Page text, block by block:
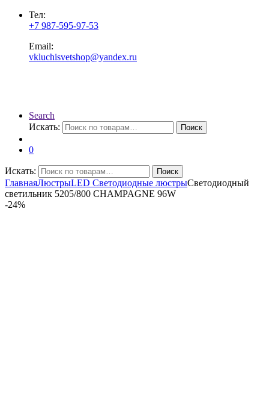
Тел:
+7 987-595-97-53
Email:
vkluchisvetshop@yandex.ru
Search
Искать:
Поиск
0
Искать: Поиск
ГлавнаяЛюстрыLED Светодиодные люстрыСветодиодный
светильник 5205/800 CHAMPAGNE 96W
-24%